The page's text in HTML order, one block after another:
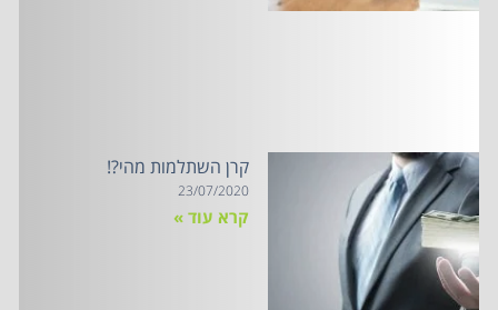
קרן השתלמות מהי?!
23/07/2020
קרא עוד »